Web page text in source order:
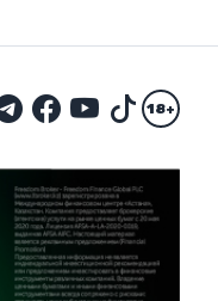
18+